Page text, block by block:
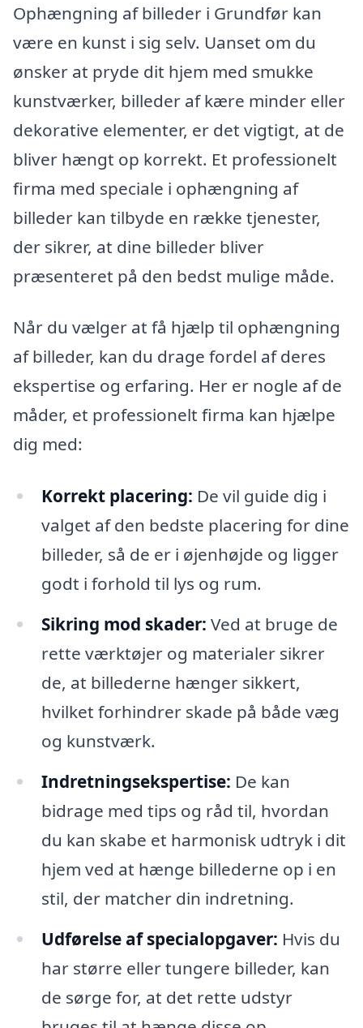
Ophængning af billeder i Grundfør kan
være en kunst i sig selv. Uanset om du
ønsker at pryde dit hjem med smukke
kunstværker, billeder af kære minder eller
dekorative elementer, er det vigtigt, at de
bliver hængt op korrekt. Et professionelt
firma med speciale i ophængning af
billeder kan tilbyde en række tjenester,
der sikrer, at dine billeder bliver
præsenteret på den bedst mulige måde.
Når du vælger at få hjælp til ophængning
af billeder, kan du drage fordel af deres
ekspertise og erfaring. Her er nogle af de
måder, et professionelt firma kan hjælpe
dig med:
Korrekt placering: De vil guide dig i
valget af den bedste placering for dine
billeder, så de er i øjenhøjde og ligger
godt i forhold til lys og rum.
Sikring mod skader: Ved at bruge de
rette værktøjer og materialer sikrer
de, at billederne hænger sikkert,
hvilket forhindrer skade på både væg
og kunstværk.
Indretningsekspertise: De kan
bidrage med tips og råd til, hvordan
du kan skabe et harmonisk udtryk i dit
hjem ved at hænge billederne op i en
stil, der matcher din indretning.
Udførelse af specialopgaver: Hvis du
har større eller tungere billeder, kan
de sørge for, at det rette udstyr